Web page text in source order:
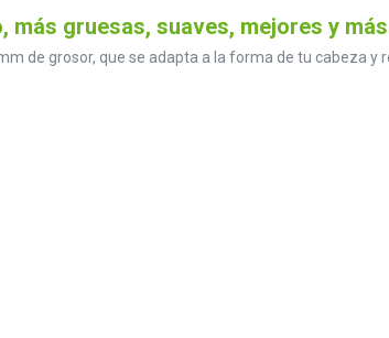
más gruesas, suaves, mejores y
de grosor, que se adapta a la forma de tu cabeza y